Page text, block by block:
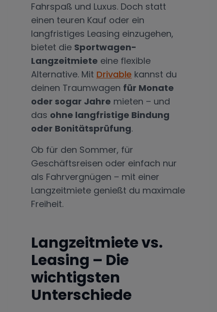
Fahrspaß und Luxus. Doch statt
einen teuren Kauf oder ein
langfristiges Leasing einzugehen,
bietet die Sportwagen-
Langzeitmiete eine flexible
Alternative. Mit Drivable kannst du
deinen Traumwagen für Monate
oder sogar Jahre mieten – und
das ohne langfristige Bindung
oder Bonitätsprüfung.
Ob für den Sommer, für
Geschäftsreisen oder einfach nur
als Fahrvergnügen – mit einer
Langzeitmiete genießt du maximale
Freiheit.
Langzeitmiete vs.
Leasing – Die
wichtigsten
Unterschiede